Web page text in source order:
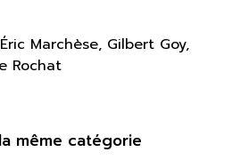
Marchèse, Gilbert Goy,
Rochat
même catégorie